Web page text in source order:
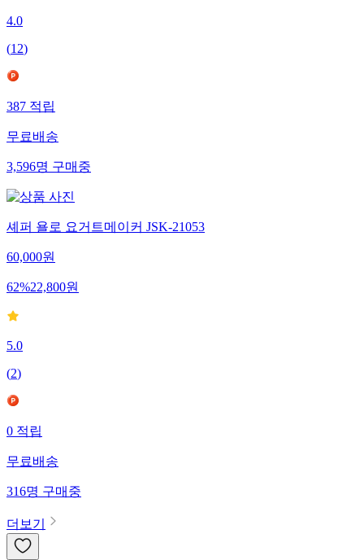
4.0
(12)
387적립
무료배송
3,596명구매중
셰퍼 욜로 요거트메이커 JSK-21053
60,000원
62%22,800원
5.0
(2)
0적립
무료배송
316명구매중
더보기